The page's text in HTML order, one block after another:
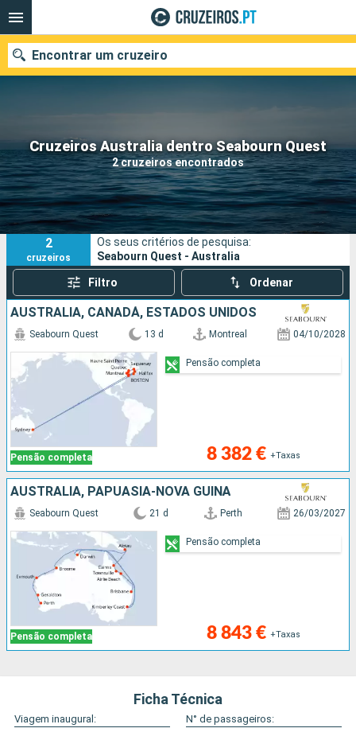
Cruzeiros Australia dentro Seabourn Quest
2 cruzeiros encontrados
Encontrar um cruzeiro
Quando ir?
Data de partida
Portos Companhias
Pesquisar
2
cruzeiros
Os seus critérios de pesquisa:
Seabourn Quest - Australia
Filtro Ordenar
AUSTRALIA, CANADÁ, ESTADOS UNIDOS
Pensão completa
Seabourn Quest 13 d Montreal 04/10/2028
8 382 € +Taxas
Pensão completa
AUSTRALIA, PAPUASIA-NOVA GUINÃ
Pensão completa
Seabourn Quest 21 d Perth 26/03/2027
8 843 € +Taxas
Pensão completa
Ficha Técnica
Viagem inaugural:
N° de passageiros: